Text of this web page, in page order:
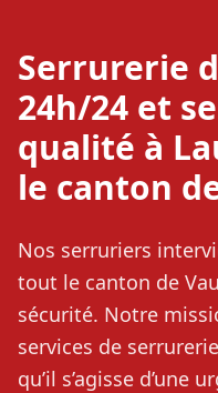
Serrurerie
24h/24 et
qualité à
le canton
Nos serruriers
tout le canton de
sécurité. Notre
services de
qu’il s’agisse d’une